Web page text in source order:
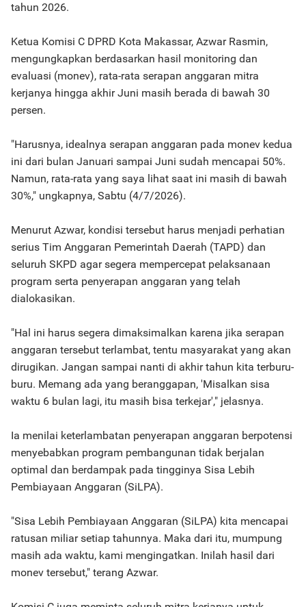
tahun 2026.
Ketua Komisi C DPRD Kota Makassar, Azwar Rasmin,
mengungkapkan berdasarkan hasil monitoring dan
evaluasi (monev), rata-rata serapan anggaran mitra
kerjanya hingga akhir Juni masih berada di bawah 30
persen.
"Harusnya, idealnya serapan anggaran pada monev kedua
ini dari bulan Januari sampai Juni sudah mencapai 50%.
Namun, rata-rata yang saya lihat saat ini masih di bawah
30%," ungkapnya, Sabtu (4/7/2026).
Menurut Azwar, kondisi tersebut harus menjadi perhatian
serius Tim Anggaran Pemerintah Daerah (TAPD) dan
seluruh SKPD agar segera mempercepat pelaksanaan
program serta penyerapan anggaran yang telah
dialokasikan.
"Hal ini harus segera dimaksimalkan karena jika serapan
anggaran tersebut terlambat, tentu masyarakat yang akan
dirugikan. Jangan sampai nanti di akhir tahun kita terburu-
buru. Memang ada yang beranggapan, 'Misalkan sisa
waktu 6 bulan lagi, itu masih bisa terkejar'," jelasnya.
Ia menilai keterlambatan penyerapan anggaran berpotensi
menyebabkan program pembangunan tidak berjalan
optimal dan berdampak pada tingginya Sisa Lebih
Pembiayaan Anggaran (SiLPA).
"Sisa Lebih Pembiayaan Anggaran (SiLPA) kita mencapai
ratusan miliar setiap tahunnya. Maka dari itu, mumpung
masih ada waktu, kami mengingatkan. Inilah hasil dari
monev tersebut," terang Azwar.